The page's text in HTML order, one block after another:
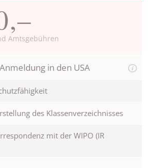
Amtsgebühren
in den USA
des Klassenverzeichnisses
mit der WIPO (IR